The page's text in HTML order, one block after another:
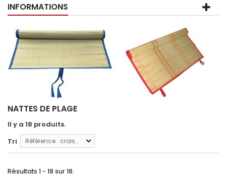
INFORMATIONS
NATTES DE PLAGE
Il y a 18 produits.
Tri
Référence : croissante
Résultats 1 - 18 sur 18.